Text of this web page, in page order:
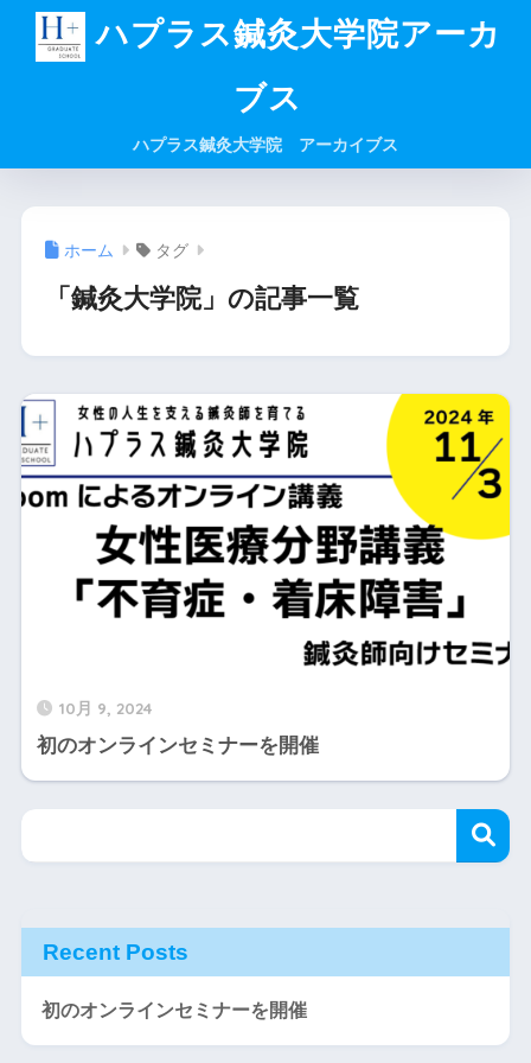
ハプラス鍼灸大学院アーカ
ブス
ハプラス鍼灸大学院 アーカイブス
ホーム タグ
「鍼灸大学院」の記事一覧
10月 9, 2024
初のオンラインセミナーを開催
Recent Posts
初のオンラインセミナーを開催